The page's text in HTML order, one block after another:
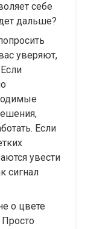
себе
дальше?
уверяют,
Если
увести
сигнал
о цвете